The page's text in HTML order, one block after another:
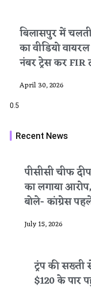
बिलासपुर में
का वीडियो
नंबर ट्रेस कर FIR
April 30, 2026
Recent News
पीसीसी चीफ
का लगाया
बोले- कांग्रेस
July 15, 2026
ट्रंप की
$120 के पार